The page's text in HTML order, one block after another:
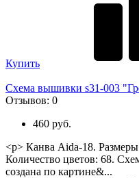
Купить
Схема вышивки s31-003
Отзывов: 0
460 руб.
<p> Канва Aida-18.
Количество цветов: 68.
создана по картине&...